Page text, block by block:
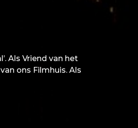
Als Vriend van het
ons Filmhuis. Als